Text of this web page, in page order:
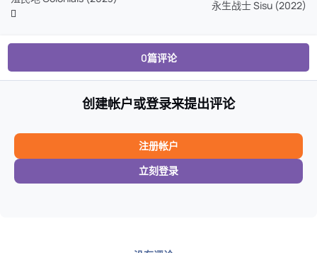
永生战士 Sisu (2022)
0篇评论
创建帐户或登录来提出评论
注册帐户
立刻登录